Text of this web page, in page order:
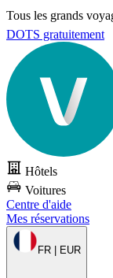
Tous les grands
DOTS gratuitement
Hôtels
Voitures
Centre d'aide
Mes réservations
FR | EUR